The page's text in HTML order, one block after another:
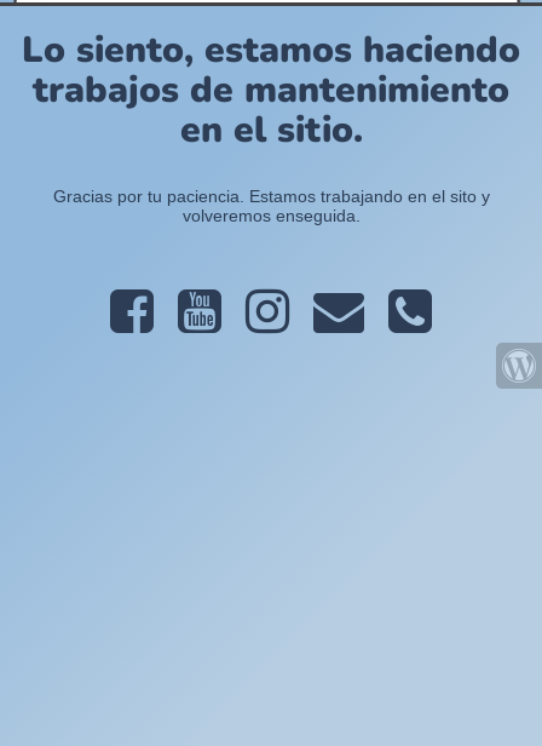
Lo siento, estamos haciendo
trabajos de mantenimiento
en el sitio.
Gracias por tu paciencia. Estamos trabajando en el sito y
volveremos enseguida.